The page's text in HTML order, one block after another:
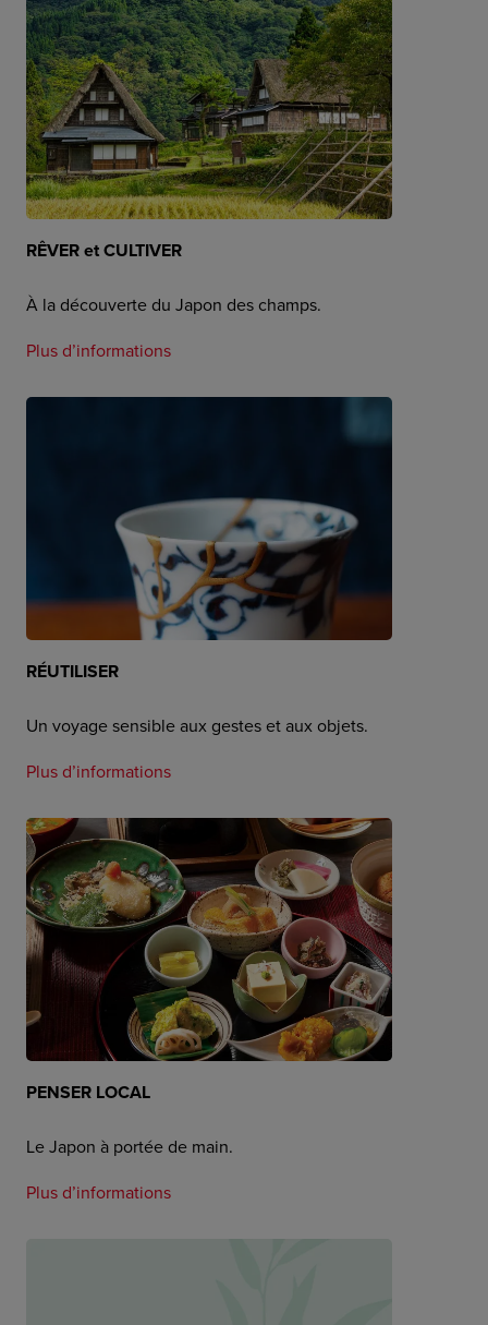
RÊVER et CULTIVER
À la découverte du Japon des champs.
Plus d’informations
RÉUTILISER
Un voyage sensible aux gestes et aux objets.
Plus d’informations
PENSER LOCAL
Le Japon à portée de main.
Plus d’informations